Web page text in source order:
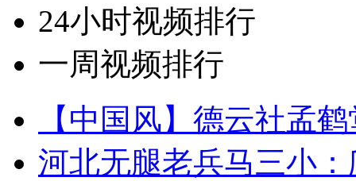
24小时视频排行
一周视频排行
【中国风】德云社孟
河北无腿老兵马三小